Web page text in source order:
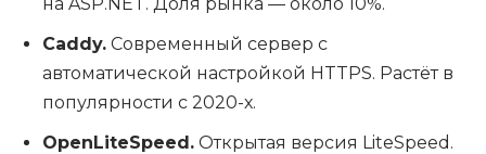
Caddy. Современный сервер с
автоматической настройкой HTTPS. Растёт в
популярности с 2020-х.
OpenLiteSpeed. Открытая версия LiteSpeed.